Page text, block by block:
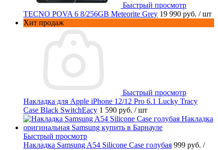
Быстрый просмотр
TECNO POVA 6 8/256GB Meteorite Grey 19 990 руб. / шт
Хит продаж
Быстрый просмотр
Накладка для Apple iPhone 12/12 Pro 6.1 Lucky Tracy
Case Black SwitchEacy 1 590 руб. / шт
Быстрый просмотр
Накладка Samsung A54 Silicone Case голубая 999 руб. /